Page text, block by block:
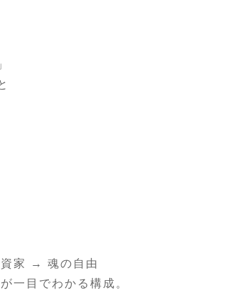
家 → 魂の自由
一目でわかる構成。